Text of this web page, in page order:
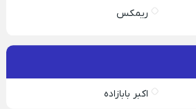
ریمکس
اکبر بابازاده